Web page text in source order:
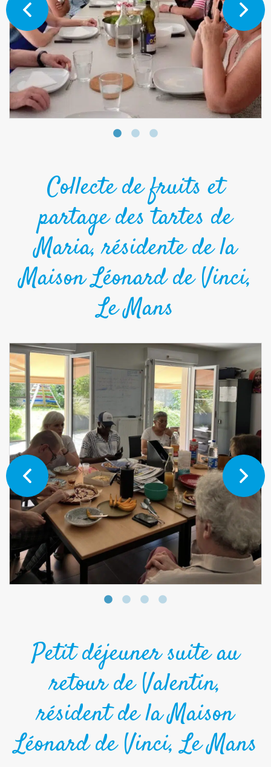
Collecte de fruits et
partage des tartes de
Maria, résidente de la
Maison Léonard de Vinci,
Le Mans
Petit déjeuner suite au
retour de Valentin,
résident de la Maison
Léonard de Vinci, Le Mans